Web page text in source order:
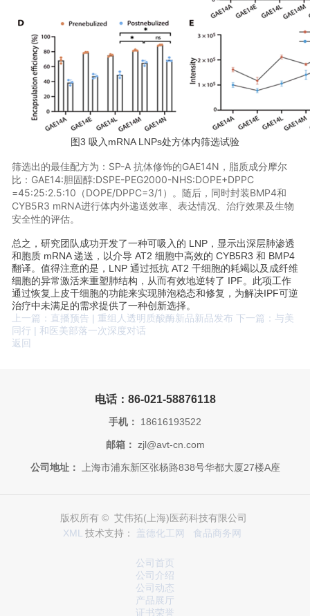
图3 吸入mRNA LNPs处方体内筛选试验
筛选出的最佳配方为：SP-A 抗体修饰的GAE14N，脂质成分摩尔
比：GAE14:胆固醇:DSPE-PEG2000-NHS:DOPE+DPPC
=45:25:2.5:10（DOPE/DPPC=3/1）。随后，同时封装BMP4和
CYB5R3 mRNA进行体内外递送效率、表达情况、治疗效果及生物
安全性的评估。
总之，研究团队成功开发了一种可吸入的 LNP，显示出深层肺渗透
和胞质 mRNA 递送，以介导 AT2 细胞中高效的 CYB5R3 和 BMP4
翻译。值得注意的是，LNP 通过抵抗 AT2 干细胞的耗竭以及成纤维
细胞的异常激活来重塑肺结构，从而有效地逆转了 IPF。此项工作
通过恢复上皮干细胞的功能来实现肺泡稳态和修复，为解决IPF可逆
治疗中未满足的需求提供了一种创新选择。
上一篇：直播预告 | 重组人透明质酸酶新品新品发布 下一篇：与美
同行 | 和医美部落一次深度对话
返回
电话：86-021-58876118
手机： 18616193522
邮箱： zjl@avt-cn.com
公司地址： 上海市浦东新区张杨路838号华都大厦27楼A座
版权所有 © 艾伟拓(上海)医药科技有限公司
XML
技术支持： 盖德化工网 食品商务网
公司首页
公司介绍
公司动态
产品展厅
证书荣誉